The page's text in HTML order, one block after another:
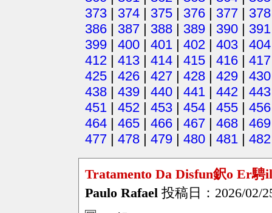
373 | 374 | 375 | 376 | 377 | 378
386 | 387 | 388 | 389 | 390 | 391
399 | 400 | 401 | 402 | 403 | 404
412 | 413 | 414 | 415 | 416 | 417
425 | 426 | 427 | 428 | 429 | 430
438 | 439 | 440 | 441 | 442 | 443
451 | 452 | 453 | 454 | 455 | 456
464 | 465 | 466 | 467 | 468 | 469
477 | 478 | 479 | 480 | 481 | 482
Tratamento Da Disfun鈬o Er騁
Paulo Rafael 投稿日：2026/02/